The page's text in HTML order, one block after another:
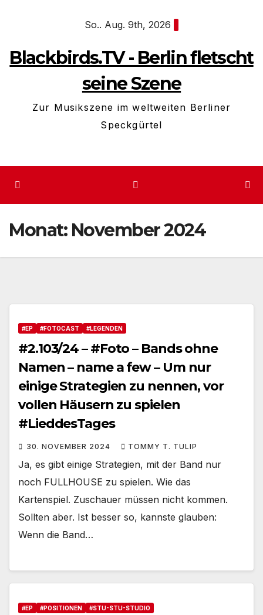
So.. Aug. 9th, 2026
Blackbirds.TV - Berlin fletscht
seine Szene
Zur Musikszene im weltweiten Berliner
Speckgürtel
Monat: November 2024
#EP #FOTOCAST #LEGENDEN
#2.103/24 – #Foto – Bands ohne
Namen – name a few – Um nur
einige Strategien zu nennen, vor
vollen Häusern zu spielen
#LieddesTages
30. NOVEMBER 2024 TOMMY T. TULIP
Ja, es gibt einige Strategien, mit der Band nur
noch FULLHOUSE zu spielen. Wie das
Kartenspiel. Zuschauer müssen nicht kommen.
Sollten aber. Ist besser so, kannste glauben:
Wenn die Band…
#EP #POSITIONEN #STU-STU-STUDIO